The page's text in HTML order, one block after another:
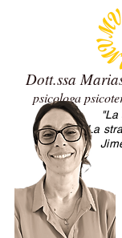
Dott.ssa
psicologa
2.0 Mariasole
psicoterapeuta
"La
La